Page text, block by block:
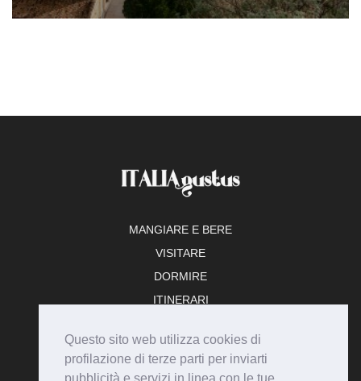
Questo sito web utilizza cookies di
profilazione di terze parti per inviarti
pubblicità e servizi in linea con le tue
MANGIARE E BERE
VISITARE
DORMIRE
ITINERARI
ADERISCI